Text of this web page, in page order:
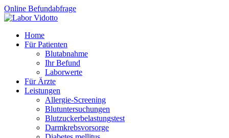
Online Befundabfrage
Home
Für Patienten
Blutabnahme
Ihr Befund
Laborwerte
Für Ärzte
Leistungen
Allergie-Screening
Blutuntersuchungen
Blutzucker­belastungstest
Darmkrebsvorsorge